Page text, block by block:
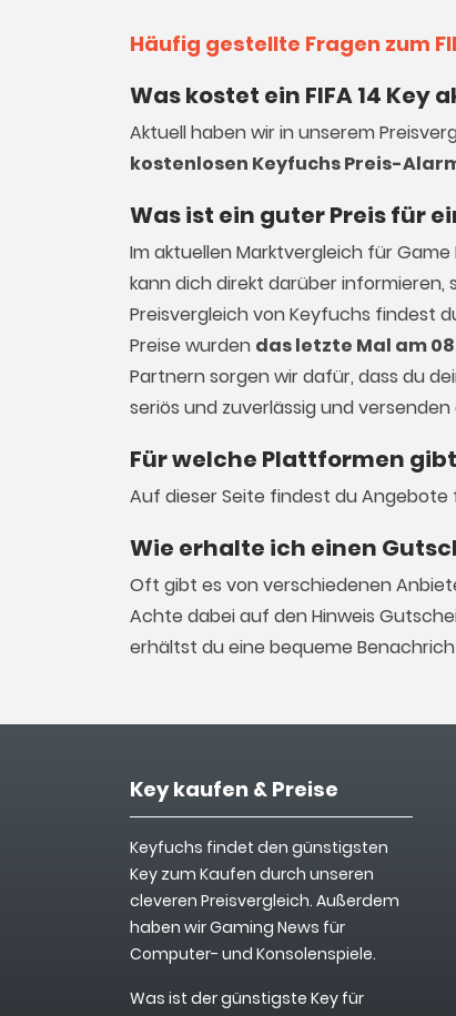
Häufig gestellte Fragen zum
Was kostet ein FIFA 14 Key
Aktuell haben wir in unserem
kostenlosen Keyfuchs Preis-
Was ist ein guter Preis für
Im aktuellen Marktvergleich fürGame
kann dich direkt darüber informieren,
Preisvergleich von Keyfuchs findest
Preise wurden das letzte Mal am
Partnern sorgen wir dafür, dass du
seriös und zuverlässig und
Für welche Plattformen gibt
Auf dieser Seite findest du
Wie erhalte ich einen
Oft gibt es von verschiedenen
Achte dabei auf den Hinweis
erhältst du eine bequeme
Key kaufen & Preise
Keyfuchs findet den günstigsten
Key zum Kaufen durch unseren
cleveren Preisvergleich. Außerdem
haben wir Gaming News für
Computer- und Konsolenspiele.
Was ist der günstigste Key für